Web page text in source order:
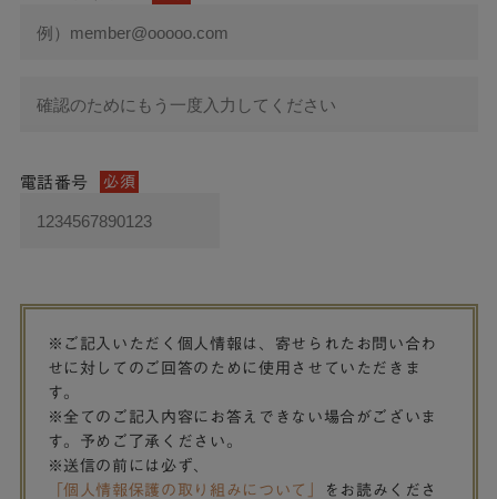
電話番号 必須
※ご記入いただく個人情報は、寄せられたお問い合わ
せに対してのご回答のために使用させていただきま
す。
※全てのご記入内容にお答えできない場合がございま
す。予めご了承ください。
※送信の前には必ず、
「個人情報保護の取り組みについて」
をお読みくださ